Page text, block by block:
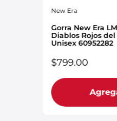
New Era
Gorra New Era
Diablos Rojos
Unisex 60952282
$799.00